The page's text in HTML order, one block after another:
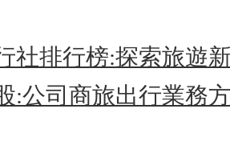
社排行榜:探索旅遊
:公司商旅出行業務